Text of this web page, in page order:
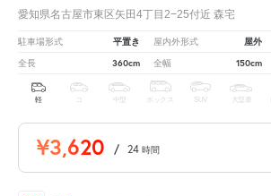
愛知県名古屋市東区矢田4丁目2−25付近 森宅
駐車場形式 平置き 屋内外形式 屋外
全長 360cm 全幅 150cm
軽 中型 ボックス SUV 大型車
¥3,620 / 24 時間